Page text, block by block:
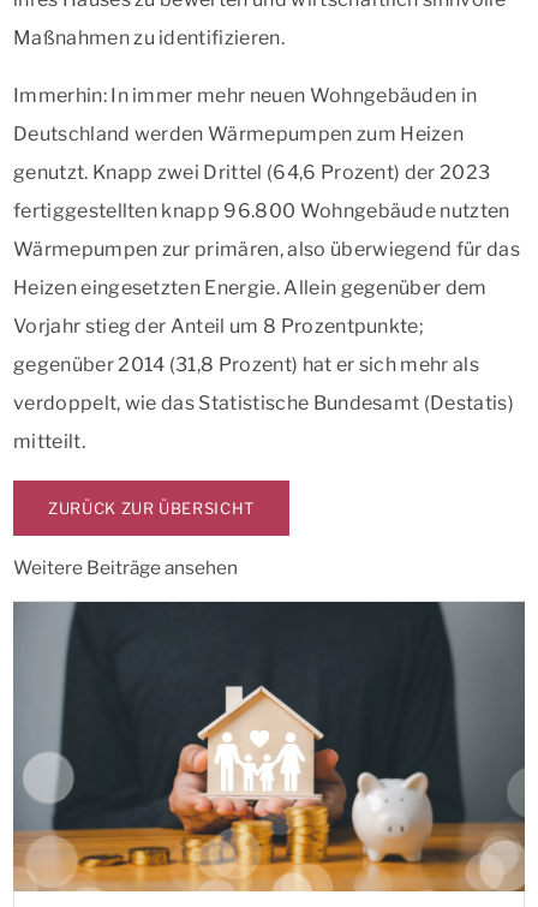
Maßnahmen zu identifizieren.
Immerhin: In immer mehr neuen Wohngebäuden in
Deutschland werden Wärmepumpen zum Heizen
genutzt. Knapp zwei Drittel (64,6 Prozent) der 2023
fertiggestellten knapp 96.800 Wohngebäude nutzten
Wärmepumpen zur primären, also überwiegend für das
Heizen eingesetzten Energie. Allein gegenüber dem
Vorjahr stieg der Anteil um 8 Prozentpunkte;
gegenüber 2014 (31,8 Prozent) hat er sich mehr als
verdoppelt, wie das Statistische Bundesamt (Destatis)
mitteilt.
ZURÜCK ZUR ÜBERSICHT
Weitere Beiträge ansehen